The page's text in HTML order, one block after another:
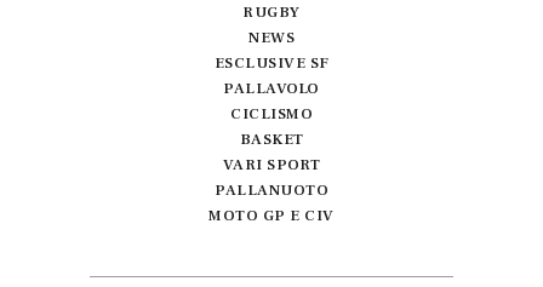
RUGBY
NEWS
ESCLUSIVE SF
PALLAVOLO
CICLISMO
BASKET
VARI SPORT
PALLANUOTO
MOTO GP E CIV